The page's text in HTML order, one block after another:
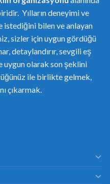
Yılların deneyimi ve
bilen ve anlayan
sizler için uygun gördüğü
detaylandırır, sevgili eş
uygun olarak son şeklini
ile birlikte gelmek,
çıkarmak.